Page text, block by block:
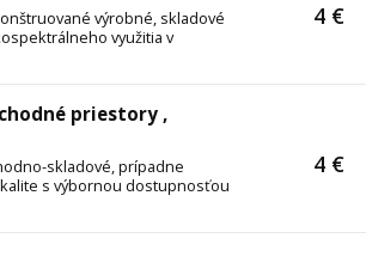
výrobné, skladové
využitia v
4 €
priestory ,
skladové, prípadne
s výbornou dostupnosťou
4 €